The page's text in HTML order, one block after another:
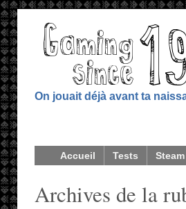
On jouait déjà avant ta
Accueil Tests Steam
Archives de la